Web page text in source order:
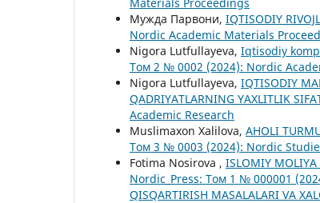
Materials Proceedings
Мужда Парвони, IQTISODIY
Nordic Academic Materials
Nigora Lutfullayeva, Iqtisodiy
Том 2 № 0002 (2024): Nordic
Nigora Lutfullayeva, IQTISODIY
QADRIYATLARNING YAXLITLIK
Academic Research
Muslimaxon Xalilova, AHOLI
Том 3 № 0003 (2024): Nordic
Fotima Nosirova , ISLOMIY
Nordic_Press: Том 1 № 000001
QISQARTIRISH MASALALARI VA